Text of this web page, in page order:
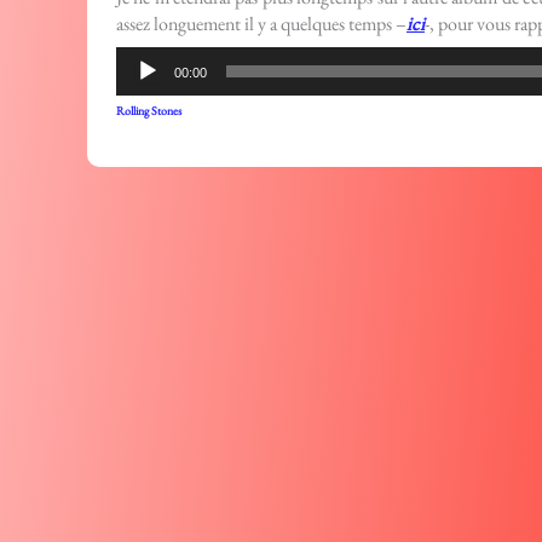
assez longuement il y a quelques temps –ici-, pour vous
Lecteur
audio
00:00
Rolling Stones